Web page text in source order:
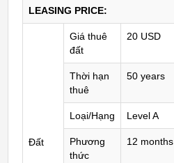
LEASING PRICE:
Đất
Giá thuê
đất
20 USD
Thời hạn
thuê
50 years
Loại/Hạng Level A
Phương
thức
12 months